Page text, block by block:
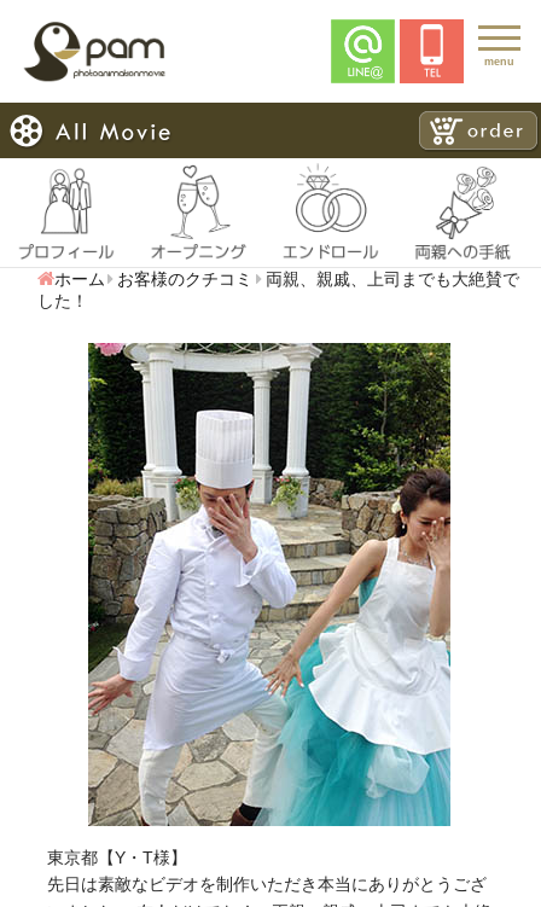
menu
ホーム お客様のクチコミ
両親、親戚、上司までも大絶賛で
した！
東京都【Y・T様】
先日は素敵なビデオを制作いただき本当にありがとうござ